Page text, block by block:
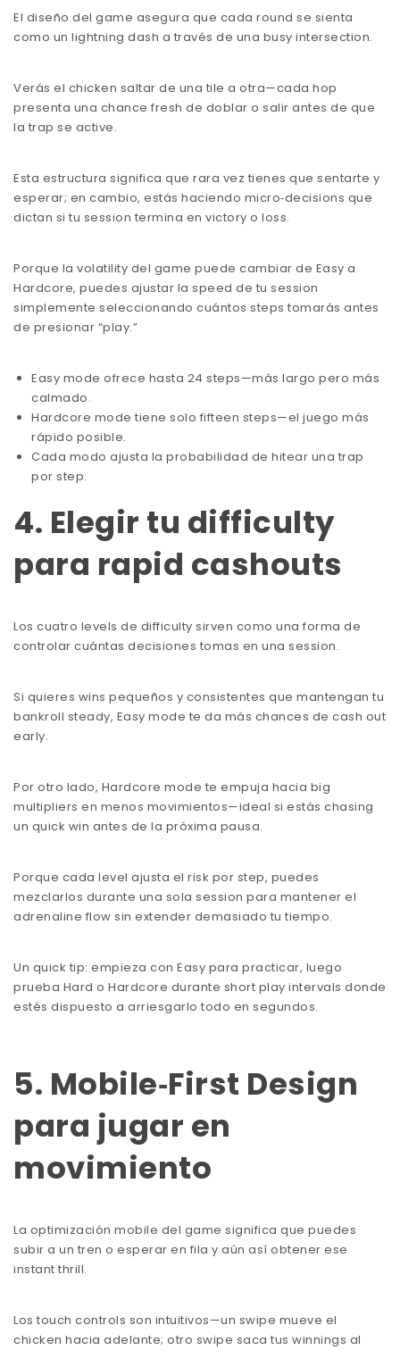
El diseño del game asegura que cada round se sienta
como un lightning dash a través de una busy intersection.
Verás el chicken saltar de una tile a otra—cada hop
presenta una chance fresh de doblar o salir antes de que
la trap se active.
Esta estructura significa que rara vez tienes que sentarte y
esperar; en cambio, estás haciendo micro‑decisions que
dictan si tu session termina en victory o loss.
Porque la volatility del game puede cambiar de Easy a
Hardcore, puedes ajustar la speed de tu session
simplemente seleccionando cuántos steps tomarás antes
de presionar “play.”
Easy mode ofrece hasta 24 steps—más largo pero más
calmado.
Hardcore mode tiene solo fifteen steps—el juego más
rápido posible.
Cada modo ajusta la probabilidad de hitear una trap
por step.
4. Elegir tu difficulty
para rapid cashouts
Los cuatro levels de difficulty sirven como una forma de
controlar cuántas decisiones tomas en una session.
Si quieres wins pequeños y consistentes que mantengan tu
bankroll steady, Easy mode te da más chances de cash out
early.
Por otro lado, Hardcore mode te empuja hacia big
multipliers en menos movimientos—ideal si estás chasing
un quick win antes de la próxima pausa.
Porque cada level ajusta el risk por step, puedes
mezclarlos durante una sola session para mantener el
adrenaline flow sin extender demasiado tu tiempo.
Un quick tip: empieza con Easy para practicar, luego
prueba Hard o Hardcore durante short play intervals donde
estés dispuesto a arriesgarlo todo en segundos.
5. Mobile‑First Design
para jugar en
movimiento
La optimización mobile del game significa que puedes
subir a un tren o esperar en fila y aún así obtener ese
instant thrill.
Los touch controls son intuitivos—un swipe mueve el
chicken hacia adelante; otro swipe saca tus winnings al